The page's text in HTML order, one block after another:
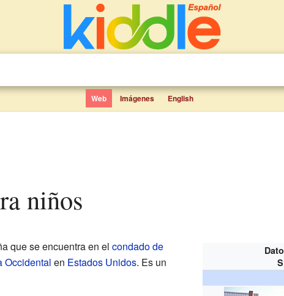
Web Imágenes English
niños
que se encuentra en el condado de
Occidental en Estados Unidos. Es un